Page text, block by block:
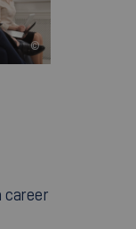
©
career